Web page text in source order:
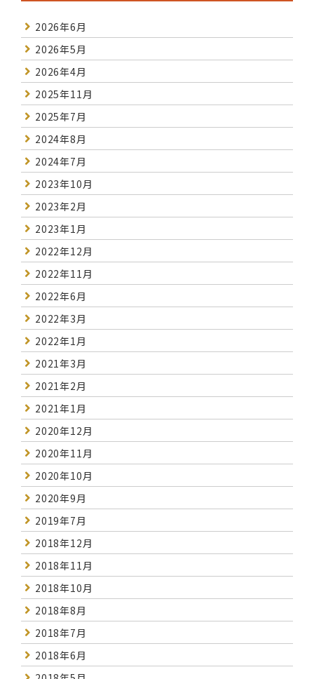
2026年6月
2026年5月
2026年4月
2025年11月
2025年7月
2024年8月
2024年7月
2023年10月
2023年2月
2023年1月
2022年12月
2022年11月
2022年6月
2022年3月
2022年1月
2021年3月
2021年2月
2021年1月
2020年12月
2020年11月
2020年10月
2020年9月
2019年7月
2018年12月
2018年11月
2018年10月
2018年8月
2018年7月
2018年6月